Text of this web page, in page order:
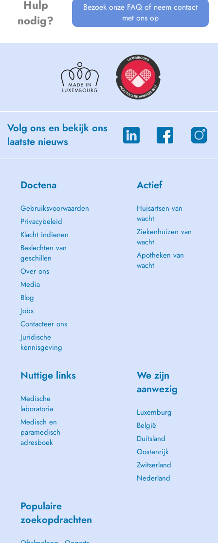
Hulp
nodig?
Bezoek onze FAQ of neem contact
met ons op
Volg ons en bekijk ons
laatste nieuws
Doctena
Gebruiksvoorwaarden
Privacybeleid
Klacht indienen
Beslechten van
geschillen
Over ons
Media
Blog
Jobs
Contacteer ons
Juridische
kennisgeving
Actief
Huisartsen van
wacht
Ziekenhuizen van
wacht
Apotheken van
wacht
Nuttige links
Medische
laboratoria
Medisch en
paramedisch
adresboek
We zijn
aanwezig
Luxemburg
België
Duitsland
Oostenrijk
Zwitserland
Nederland
Populaire
zoekopdrachten